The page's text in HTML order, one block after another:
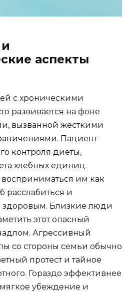
аспекты
с хроническими
развивается на фоне
вызванной жесткими
Пациент
контроля диеты,
хлебных единиц.
им как
расслабиться и
здоровым. Близкие люди
этот опасный
Агрессивный
со стороны семьи обычно
протест и тайное
Гораздо эффективнее
убеждение и